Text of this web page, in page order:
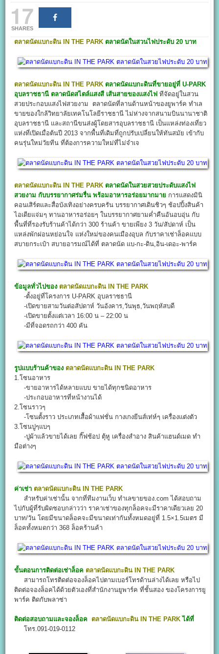
17
SHARES
ตลาดนัดแบกะดิน IN THE PARK ตลาดนัดในสวนไฟประดับ 20 บาท
ตลาดนัดแบกะดิน IN THE PARK ตลาดนัดแบกะดินที่ขายอยู่ที่ U-PARK
อุบลราชธานี ตลาดนัดสไตล์แสงสี เส้นสายของแสงไฟ ทีจัดอยู่ในสวน
สวยประกอบแสงไฟสวยงาม ตลาดนัดที่ลานด้านหน้าของยูพาร์ค ทำเล
ขายของใกล้วิทยาลัยเทคโนโลยีราชธานี ไม่ห่างจากสนามบินนานาชาติ
อุบลราชธานี และสถานีขนส่งผู้โดยสารอุบลราชธานี เป็นแหล่งท่องเที่ยว
แห่งที่เปิดเมื่อต้นปี 2013 จากพื้นที่เดิมที่ถูกปรับเปลี่ยนให้ทันสมัย เข้ากับ
คนรุ่นใหม่วัยทีน ที่ต้องการความใหม่ที่ไม่จำเจ
ตลาดนัดแบกะดิน IN THE PARK ตลาดนัดในสวยสวยประดับแสงไฟ
สวยงาม กับบรรยากาศร่มรื่น พร้อมอาหารอร่อยมากมาย การแสดงมินิ
คอนเสิร์ตและสื่อบังเทิงอย่างครบครัน บรรยากาศเดินชิวๆ ช้อปปิ้งสินค้า
ไอเดียแจ่มๆ ทานอาหารอร่อยๆ ในบรรยากาศยามค่ำคืนอันอบอุ่น กับ
พื้นที่ที่รองรับร้านค้าได้กว่า 300 ร้านค้า ขายเพียง 3 วัน/สัปดาห์ เป็น
แหล่งพักผ่อนหย่อนใจ แห่งใหม่ของคนเมืองอุบล กับราคาเช่าล็อคแบบ
สบายกระเป๋า สบายอารมณ์ได้ที่ ตลาดนัด แบ-กะ-ดิน,อิน-เดอะ-พาร์ค
ข้อมูลทั่วไปของ ตลาดนัดแบกะดิน IN THE PARK
-ตั้งอยู่ที่โครงการ U-PARK อุบลราชธานี
-เปิดขายสามวันต่อสัปดาห์ วันอังคาร,วันพุธ,วันพฤหัสบดี
-เปิดขายตั้งแต่เวลา 16:00 น – 22:00 น
-มีที่จอดรถกว่า 400 คัน
รูปแบบร้านค้าของ ตลาดนัดแบกะดิน IN THE PARK
1.โซนอาหาร
-ขายอาหารได้หลายแบบ ขายได้ทุกชนิดอาหาร
-ประกอบอาหารที่หน้างานได้
2.โซนราวๆ
-โซนตั้งราว ประเภทเสื้อผ้าแฟชั่น กางเกงยีนส์เท่ห์ๆ เครื่องแต่งตัว
3.โซนปูๆแบๆ
-ปูผ้าแล้วขายได้เลย กิ๊ฟช้อป ตุ้หู เครื่องสำอาง สินค้าแฮนด์เมด ทำ
มือต่างๆ
ค่าเช่า ตลาดนัดแบกะดิน IN THE PARK
สำหรับค่าเช่านั้น จากที่ทีมงานเว็บ ทำเลขายของ.com ได้สอบถาม
ไปกับผู้ที่รับผิดชอบกล่าวว่า ราคาเช่าของทุกล็อคจะมีราคาเดียวเลย 20
บาท/วัน โดยมีขนาดล็อคจะมีขนาดเท่ากันทั้งหมดอยู่ที่ 1.5×1.5เมตร มี
ล็อคทั้งหมดกว่า 368 ล็อคร้านค้า
ขั้นตอนการติดต่อเช่าล็อค ตลาดนัดแบกะดิน IN THE PARK
สามารถโทรติดต่อจองล็อคไปตามเบอร์โทรด้านล่างได้เลย หรือไป
ติดต่อจองล็อคได้ด้วยตัวเองที่สำนักงานยูพาร์ค ที่ชั้นสอง ของโครงการยู
พาร์ค ติดกับพลาซ่า
ติดต่อสอบถามและจองล็อค ตลาดนัดแบกะดิน IN THE PARK ได้ที่
โทร.091-019-0112